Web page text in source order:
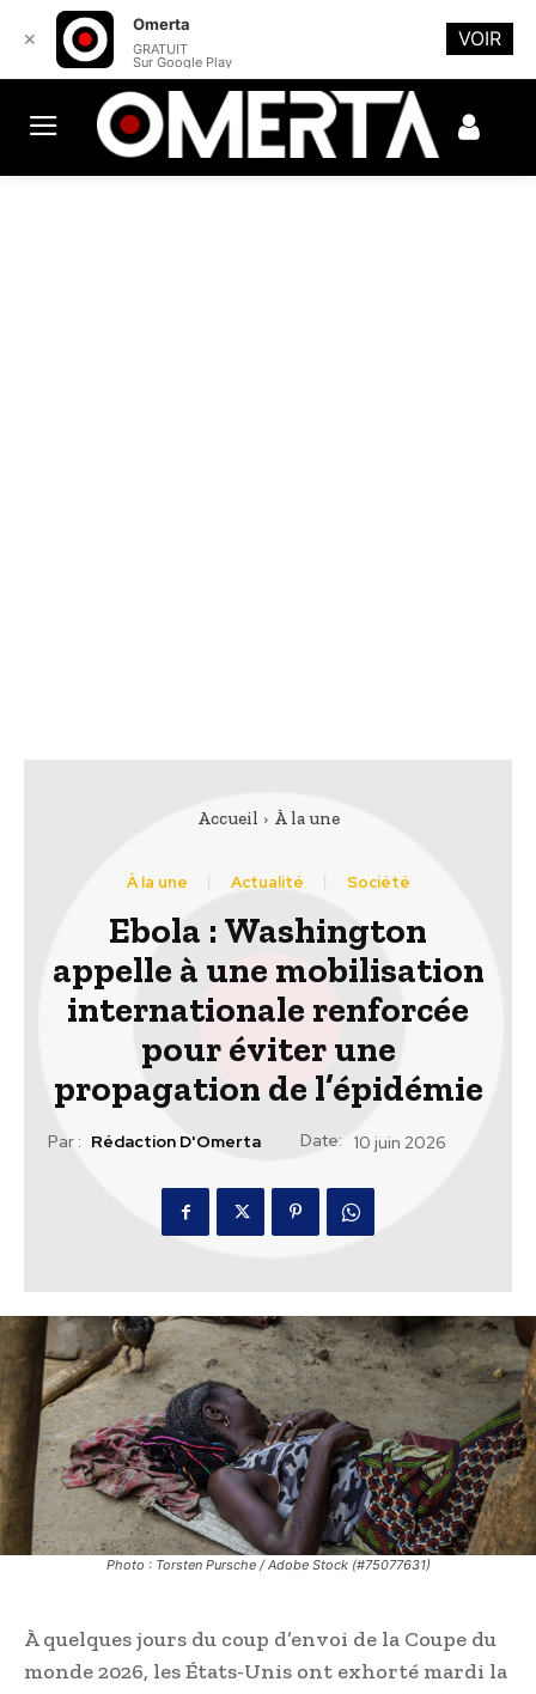
Accueil À la une
À la une Actualité Société
Ebola : Washington
appelle à une mobilisation
internationale renforcée
pour éviter une
propagation de l’épidémie
Par : Rédaction D'Omerta Date: 10 juin 2026
Photo : Torsten Pursche / Adobe Stock (#75077631)
À quelques jours du coup d’envoi de la Coupe du
monde 2026, les États-Unis ont exhorté mardi la
✕
Omerta
GRATUIT
Sur Google Play
VOIR